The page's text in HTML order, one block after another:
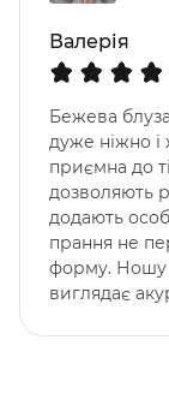
Валерія
Бежева
дуже ніжно і
приємна до
дозволяють
додають
прання не
форму. Ношу
виглядає